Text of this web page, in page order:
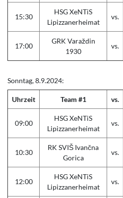
15:30
HSG XeNTiS
Lipizzanerheimat
vs.
17:00
GRK Varaždin
1930
vs.
Sonntag, 8.9.2024:
Uhrzeit Team #1 vs.
09:00
HSG XeNTiS
Lipizzanerheimat
vs.
10:30
RK SVIŠ Ivančna
Gorica
vs.
12:00
HSG XeNTiS
Lipizzanerheimat
vs.